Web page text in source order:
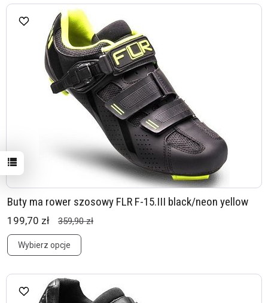
Buty ma rower szosowy FLR F-15.III black/neon yellow
199,70 zł 359,90 zł
Wybierz opcje